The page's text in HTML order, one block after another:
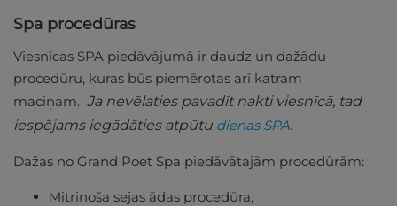
Spa procedūras
Viesnīcas SPA piedāvājumā ir daudz un dažādu
procedūru, kuras būs piemērotas arī katram
maciņam. Ja nevēlaties pavadīt nakti viesnīcā, tad
iespējams iegādāties atpūtu dienas SPA.
Dažas no Grand Poet Spa piedāvātajām procedūrām:
Mitrinoša sejas ādas procedūra,